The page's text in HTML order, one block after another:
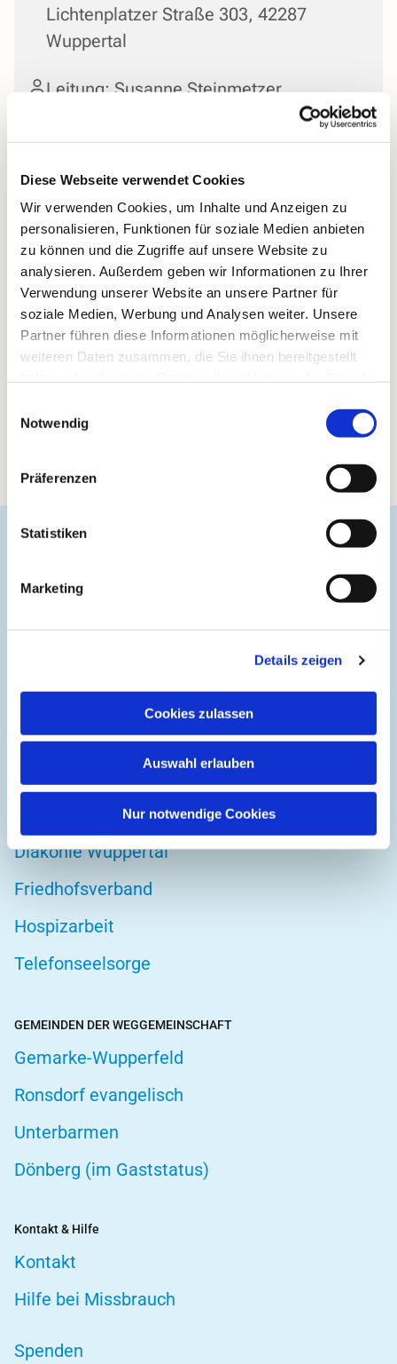
Diese Webseite verwendet Cookies
Wir verwenden Cookies, um Inhalte und Anzeigen zu
personalisieren, Funktionen für soziale Medien anbieten
zu können und die Zugriffe auf unsere Website zu
analysieren. Außerdem geben wir Informationen zu Ihrer
Verwendung unserer Website an unsere Partner für
soziale Medien, Werbung und Analysen weiter. Unsere
Partner führen diese Informationen möglicherweise mit
weiteren Daten zusammen, die Sie ihnen bereitgestellt
Notwendig
Präferenzen
Statistiken
Marketing
Details zeigen
Cookies zulassen
Auswahl erlauben
Nur notwendige Cookies
Lichtenplatzer Straße 303, 42287
Wuppertal
Leitung: Susanne Steinmetzer
Kirchplatz 1
Kirchenkreis Wuppertal
Altenwohnstätte
Diakonie Wuppertal
Friedhofsverband
Hospizarbeit
Telefonseelsorge
GEMEINDEN DER WEGGEMEINSCHAFT
Gemarke-Wupperfeld
Ronsdorf evangelisch
Unterbarmen
Dönberg (im Gaststatus)
Kontakt & Hilfe
Kontakt
Hilfe bei Missbrauch
Spenden